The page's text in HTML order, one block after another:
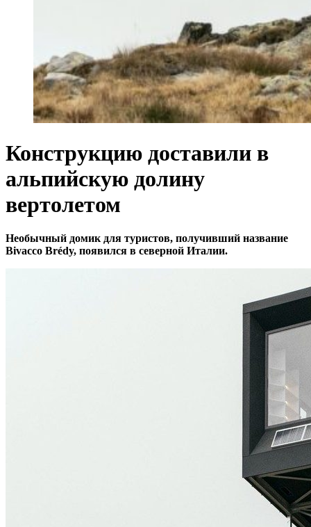
Конструкцию доставили в
альпийскую долину
вертолетом
Необычный домик для туристов, получивший название
Bivacco Brédy, появился в северной Италии.